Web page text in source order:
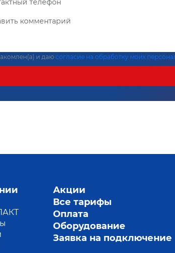
и даю согласие на обработку моих
Акции
Все тарифы
Оплата
Оборудование
Заявка на подключение